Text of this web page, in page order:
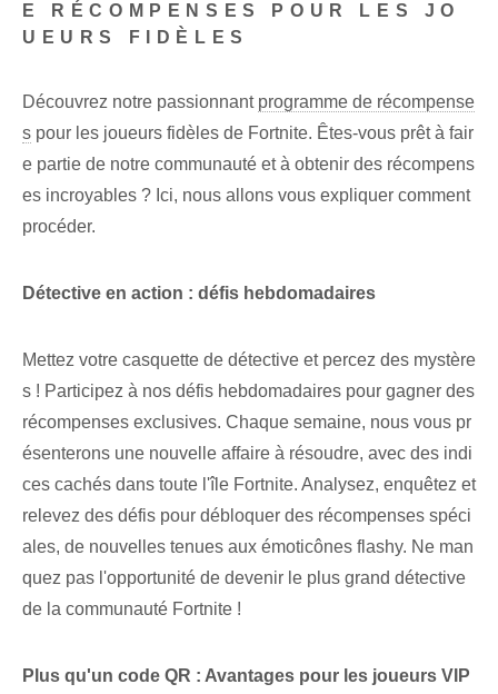
E RÉCOMPENSES POUR LES JO
UEURS FIDÈLES
Découvrez notre passionnant programme de récompense
s pour les joueurs fidèles de Fortnite. Êtes-vous prêt à fair
e partie de notre communauté et à obtenir des récompens
es incroyables ? Ici, nous allons vous expliquer comment
procéder.
Détective en action : défis hebdomadaires
Mettez votre casquette de détective et percez des mystère
s ! Participez à nos défis hebdomadaires pour gagner des
récompenses exclusives. Chaque semaine, nous vous pr
ésenterons une nouvelle affaire à résoudre, avec des indi
ces cachés dans toute l'île Fortnite. Analysez, enquêtez et
relevez des défis pour débloquer des récompenses spéci
ales, de nouvelles tenues aux émoticônes flashy. Ne man
quez pas l'opportunité de devenir le plus grand détective
de la communauté Fortnite !
Plus qu'un code QR : Avantages pour les joueurs VIP